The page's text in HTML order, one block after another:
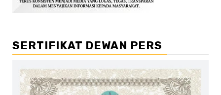
SERTIFIKAT DEWAN PERS